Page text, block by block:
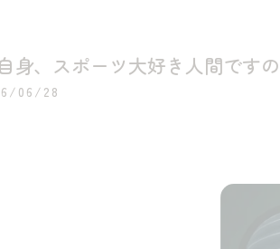
身、スポーツ大好き人間です
06/28